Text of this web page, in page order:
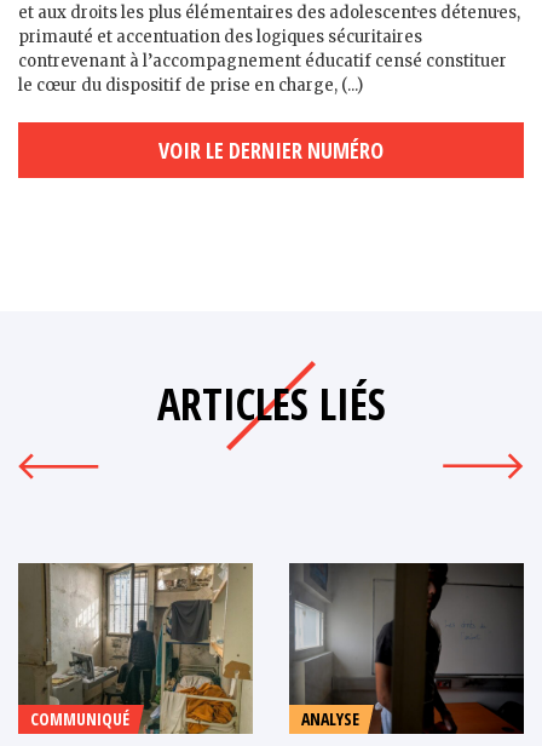
et aux droits les plus élémentaires des adolescent·es détenu·es,
primauté et accentuation des logiques sécuritaires
contrevenant à l’accompagnement éducatif censé constituer
le cœur du dispositif de prise en charge, (...)
VOIR LE DERNIER NUMÉRO
ARTICLES LIÉS
COMMUNIQUÉ ANALYSE